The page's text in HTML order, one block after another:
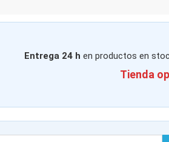
Entrega 24 h en productos en
Tienda